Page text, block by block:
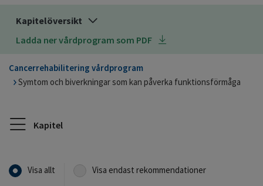
Kapitelöversikt
Ladda ner vårdprogram som PDF
Cancerrehabilitering vårdprogram
Symtom och biverkningar som kan påverka funktionsförmåga
Kapitel
Visa allt Visa endast rekommendationer